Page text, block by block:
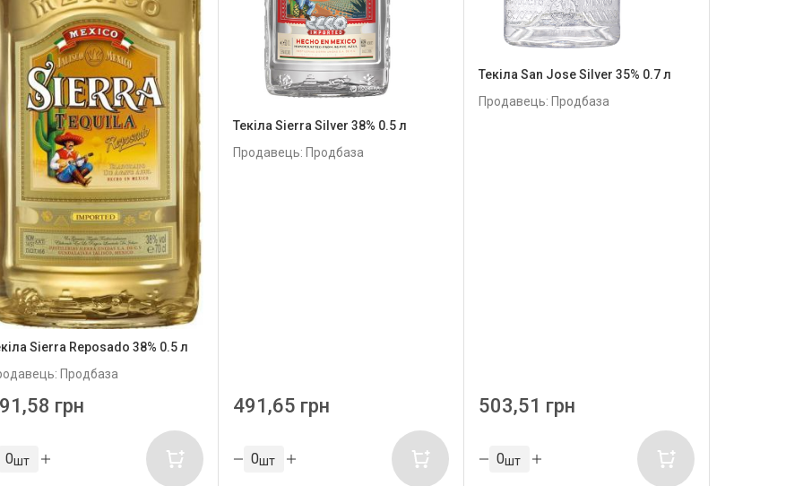
Sierra Reposado 38% 0.5 л
Продбаза
грн
шт
Текіла Sierra Silver 38% 0.5 л
Продавець: Продбаза
491,65 грн
шт
Текіла San Jose Silver 35% 0.7 л
Продавець: Продбаза
503,51 грн
шт